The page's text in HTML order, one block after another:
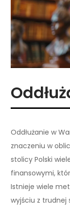
Oddłużanie w
znaczeniu w
stolicy Polski
finansowymi,
Istnieje wiele
wyjściu z trudnej